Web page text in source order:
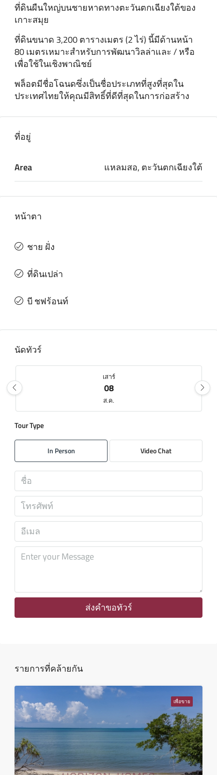
ที่ดินผืนใหญ่บนชายหาดทางตะวันตกเฉียงใต้ของ
เกาะสมุย
ที่ดินขนาด 3,200 ตารางเมตร (2 ไร่) นี้มีด้านหน้า
80 เมตรเหมาะสําหรับการพัฒนาวิลล่าและ / หรือ
เพื่อใช้ในเชิงพาณิชย์
พล็อตมีชื่อโฉนดซึ่งเป็นชื่อประเภทที่สูงที่สุดใน
ประเทศไทยให้คุณมีสิทธิ์ที่ดีที่สุดในการก่อสร้าง
ที่อยู่
Area แหลมสอ, ตะวันตกเฉียงใต้
หน้าตา
ชาย ฝั่ง
ที่ดินเปล่า
บี ชฟร้อนท์
นัดทัวร์
เสาร์
08
ส.ค.
09
10
11
12
ส.ค.
14
เสาร์
15
ส.ค.
Tour Type
In Person Video Chat
ส่งคำขอทัวร์
รายการที่คล้ายกัน
เพื่อขาย